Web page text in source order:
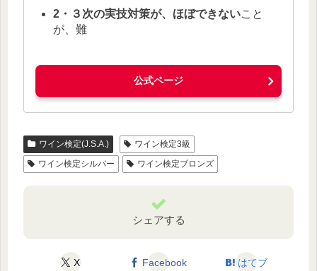
2・３次の実技対策が、ほぼできないこと
が、難
公式ページ
ワイン検定(J.S.A.)
ワイン検定3級
ワイン検定シルバー
ワイン検定ブロンズ
シェアする
X Facebook はてブ